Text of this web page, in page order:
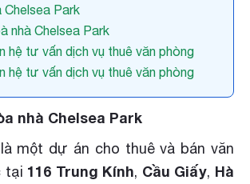
Chelsea Park
nhà Chelsea Park
hệ tư vấn dịch vụ thuê văn phòng
hệ tư vấn dịch vụ thuê văn phòng
nhà Chelsea Park
là một dự án cho thuê và bán văn
tại 116 Trung Kính, Cầu Giấy, Hà